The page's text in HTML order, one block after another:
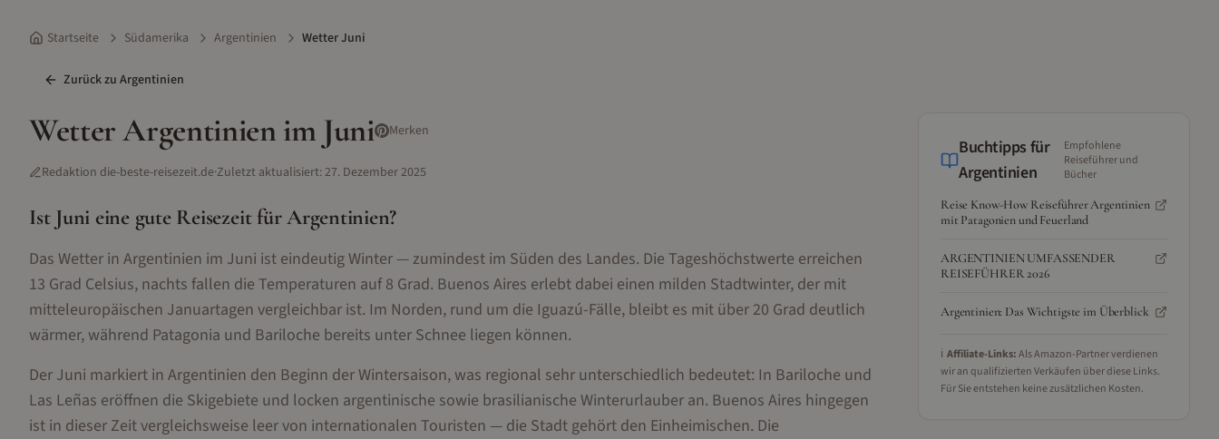
Startseite Südamerika Argentinien Wetter Juni
Zurück zu Argentinien
WetterArgentinien im Juni Merken
Redaktion die-beste-reisezeit.de·Zuletzt aktualisiert:27. Dezember 2025
Ist Juni eine gute Reisezeit fürArgentinien?
Das Wetter in Argentinien im Juni ist eindeutig Winter — zumindest im Süden des Landes. Die Tageshöchstwerte erreichen
13 Grad Celsius, nachts fallen die Temperaturen auf 8 Grad. Buenos Aires erlebt dabei einen milden Stadtwinter, der mit
mitteleuropäischen Januartagen vergleichbar ist. Im Norden, rund um die Iguazú-Fälle, bleibt es mit über 20 Grad deutlich
wärmer, während Patagonia und Bariloche bereits unter Schnee liegen können.
Der Juni markiert in Argentinien den Beginn der Wintersaison, was regional sehr unterschiedlich bedeutet: In Bariloche und
Las Leñas eröffnen die Skigebiete und locken argentinische sowie brasilianische Winterurlauber an. Buenos Aires hingegen
ist in dieser Zeit vergleichsweise leer von internationalen Touristen — die Stadt gehört den Einheimischen. Die
Buchtipps für
Argentinien
Empfohlene
Reiseführer und
Bücher
Reise Know-How Reiseführer Argentinien
mit Patagonien und Feuerland
ARGENTINIEN UMFASSENDER
REISEFÜHRER 2026
Argentinien: Das Wichtigste im Überblick
ℹ️ Affiliate-Links:Als Amazon-Partner verdienen
wir an qualifizierten Verkäufen über diese Links.
Für Sie entstehen keine zusätzlichen Kosten.